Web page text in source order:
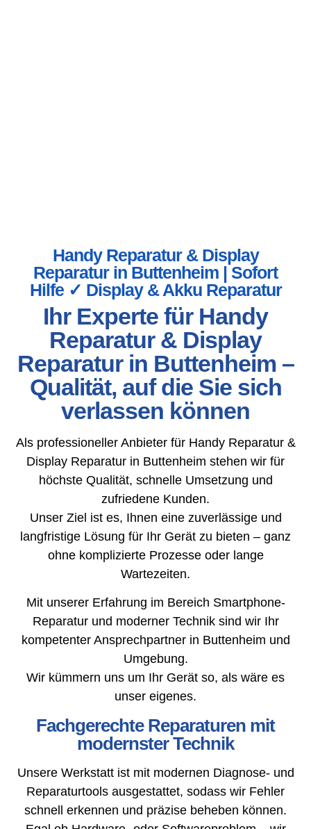
Handy Reparatur & Display
Reparatur in Buttenheim | Sofort
Hilfe ✓ Display & Akku Reparatur
Ihr Experte für Handy
Reparatur & Display
Reparatur in Buttenheim –
Qualität, auf die Sie sich
verlassen können
Als professioneller Anbieter für Handy Reparatur &
Display Reparatur in Buttenheim stehen wir für
höchste Qualität, schnelle Umsetzung und
zufriedene Kunden.
Unser Ziel ist es, Ihnen eine zuverlässige und
langfristige Lösung für Ihr Gerät zu bieten – ganz
ohne komplizierte Prozesse oder lange
Wartezeiten.
Mit unserer Erfahrung im Bereich Smartphone-
Reparatur und moderner Technik sind wir Ihr
kompetenter Ansprechpartner in Buttenheim und
Umgebung.
Wir kümmern uns um Ihr Gerät so, als wäre es
unser eigenes.
Fachgerechte Reparaturen mit
modernster Technik
Unsere Werkstatt ist mit modernen Diagnose- und
Reparaturtools ausgestattet, sodass wir Fehler
schnell erkennen und präzise beheben können.